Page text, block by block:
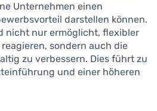
Unternehmen einen
darstellen können.
nicht nur ermöglicht, flexibler
sondern auch die
zu verbessern. Dies führt zu
und einer höheren